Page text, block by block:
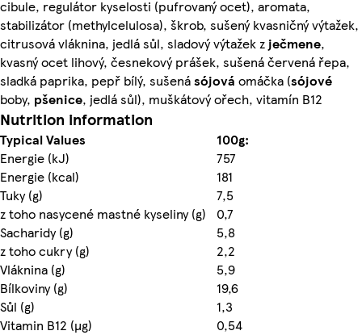
cibule, regulátor kyselosti (pufrovaný ocet), aromata,
stabilizátor (methylcelulosa), škrob, sušený kvasničný výtažek,
citrusová vláknina, jedlá sůl, sladový výtažek z ječmene,
kvasný ocet lihový, česnekový prášek, sušená červená řepa,
sladká paprika, pepř bílý, sušenásójová omáčka (sójové
boby, pšenice, jedlá sůl), muškátový ořech, vitamín B12
Nutrition information
Typical Values
100g:
Energie (kJ)
757
Energie (kcal)
181
Tuky (g)
7,5
z toho nasycené mastné kyseliny (g)
0,7
Sacharidy (g)
5,8
z toho cukry (g)
2,2
Vláknina (g)
5,9
Bílkoviny (g)
19,6
Sůl (g)
1,3
Vitamin B12 (µg)
0,54